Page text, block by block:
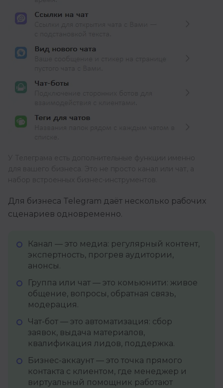
Для бизнеса Telegram даёт несколько рабочих
сценариев одновременно.
Канал — это медиа: регулярный контент,
экспертность, прогрев аудитории,
анонсы.
Группа или чат — это комьюнити: живое
общение, вопросы, обратная связь,
модерация.
Чат-бот — это автоматизация: сбор
заявок, выдача материалов,
квалификация лидов, поддержка.
Бизнес-аккаунт — это точка прямого
контакта с клиентом, где менеджер и
виртуальный помощник работают